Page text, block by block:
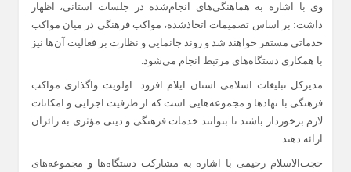
وی با اشاره به هماهنگی‌های انجام‌شده در جلسات استانی، اظهار
داشت: بر اساس تصمیمات اتخاذشده، مواکب فرهنگی در میان مواکب
خدماتی مستقر خواهند شد و روند جانمایی و نظارت بر فعالیت آن‌ها نیز
با همکاری دستگاه‌های مرتبط انجام می‌شود.
مدیرکل تبلیغات اسلامی استان ایلام افزود: اولویت واگذاری مواکب
فرهنگی با نهادها و مجموعه‌هایی است که از ظرفیت اجرایی و امکانات
لازم برخوردار باشند تا بتوانند خدمات فرهنگی و دینی مؤثری به زائران
ارائه دهند.
حجت‌الاسلام رحیمی با اشاره به مشارکت دستگاه‌ها و مجموعه‌های